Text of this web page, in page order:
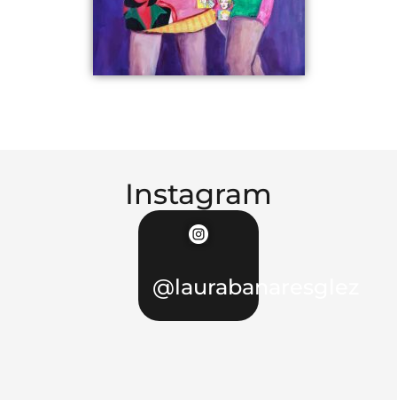
Instagram
@laurabanaresglez